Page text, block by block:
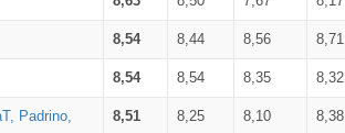
8,54 8,44 8,56 8,71
8,54 8,54 8,35 8,32
Padrino,
8,51 8,25 8,10 8,38